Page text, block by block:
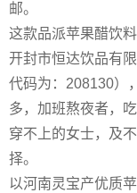
邮。
这款品派苹果醋饮
开封市恒达饮品有
代码为：208130）
多，加班熬夜者，
穿不上的女士，及
择。
以河南灵宝产优质